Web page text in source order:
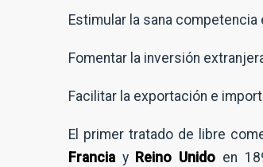
Estimular la sana
Fomentar la inversión
Facilitar la exportación e
El primer tratado de libre
Franciay Reino Unido en